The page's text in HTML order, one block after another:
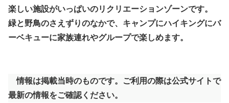
楽しい施設がいっぱいのリクリエーションゾーンです。
緑と野鳥のさえずりのなかで、キャンプにハイキングにバ
ーベキューに家族連れやグループで楽しめます。
情報は掲載当時のものです。ご利用の際は公式サイトで
最新の情報をご確認ください。